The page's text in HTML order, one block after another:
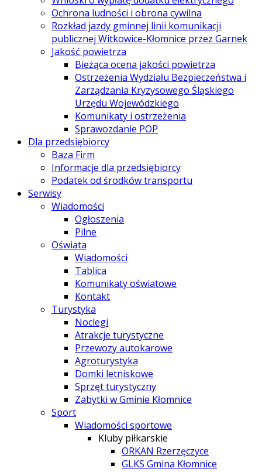
Ochrona ludności i obrona cywilna
Rozkład jazdy gminnej linii komunikacji
publicznej Witkowice-Kłomnice przez Garnek
Jakość powietrza
Bieżąca ocena jakości powietrza
Ostrzeżenia Wydziału Bezpieczeństwa i
Zarządzania Kryzysowego Śląskiego
Urzędu Wojewódzkiego
Komunikaty i ostrzeżenia
Sprawozdanie POP
Dla przedsiębiorcy
Baza Firm
Informacje dla przedsiębiorcy
Podatek od środków transportu
Serwisy
Wiadomości
Ogłoszenia
Pilne
Oświata
Wiadomości
Tablica
Komunikaty oświatowe
Kontakt
Turystyka
Noclegi
Atrakcje turystyczne
Przewozy autokarowe
Agroturystyka
Domki letniskowe
Sprzęt turystyczny
Zabytki w Gminie Kłomnice
Sport
Wiadomości sportowe
Kluby piłkarskie
ORKAN Rzerzęczyce
GLKS Gmina Kłomnice